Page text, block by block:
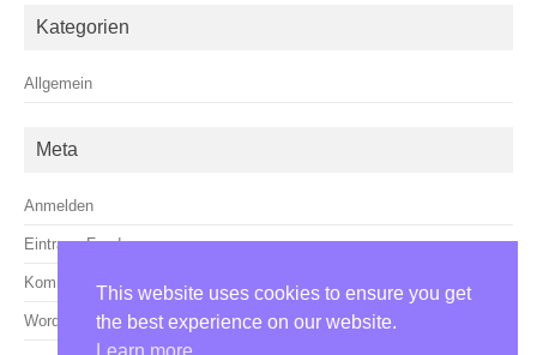
Kategorien
Allgemein
Meta
Anmelden
Eintrags-Feed
Kommentar-Feed
WordPress.org
This website uses cookies to ensure you get
the best experience on our website.